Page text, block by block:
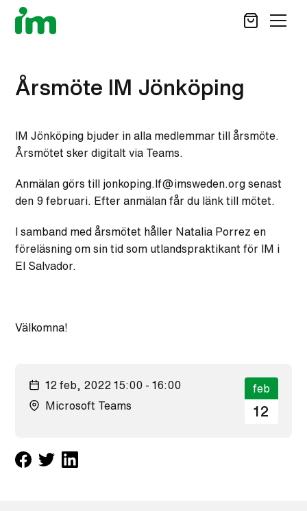
CAREER SITE
KONTAKT
VAD VI GÖR
AKTUELLT
Årsmöte IM Jönköping
IM Jönköping bjuder in alla medlemmar till årsmöte.
Årsmötet sker digitalt via Teams.
Anmälan görs till jonkoping.lf@imsweden.org senast
den 9 februari. Efter anmälan får du länk till mötet.
I samband med årsmötet håller Natalia Porrez en
föreläsning om sin tid som utlandspraktikant för IM i
El Salvador.
Välkomna!
feb
12
12 feb, 2022 15:00 - 16:00
Microsoft Teams